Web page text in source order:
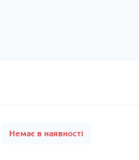
Немає в наявності